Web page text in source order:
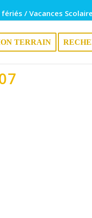
/ Vacances
TERRAIN